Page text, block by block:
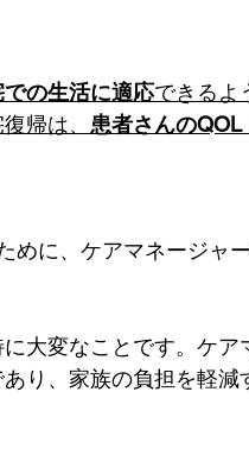
の生活に適応できるよ
帰は、 患者さんのQOL
めに、ケアマネージャ
大変なことです。ケア
り、家族の負担を軽減